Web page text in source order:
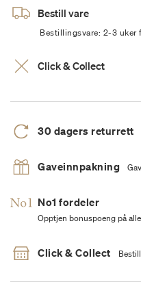
Bestill vare
Bestillingsvare: 2-3
Click & Collect
30 dagers returrett
Gaveinnpakning
No1 fordeler
Opptjen bonuspoeng på
Click & Collect